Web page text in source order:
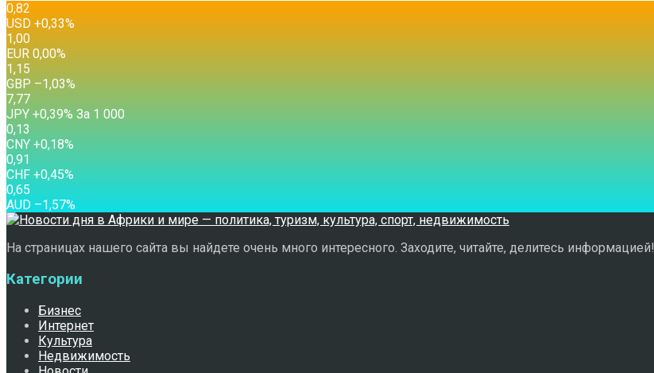
0,82
USD +0,33%
1,00
EUR 0,00%
1,15
GBP –1,03%
7,77
JPY +0,39% За 1 000
0,13
CNY +0,18%
0,91
CHF +0,45%
0,65
AUD –1,57%
На страницах нашего сайта вы найдете очень много интересного. Заходите, читайте, делитесь информацией!
Категории
Бизнес
Интернет
Культура
Недвижимость